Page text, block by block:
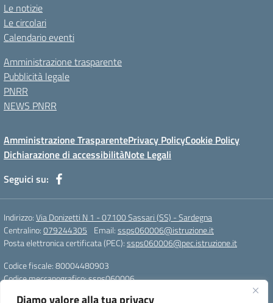
Diamo valore alla tua privacy
Le notizie
Le circolari
Calendario eventi
Amministrazione trasparente
Pubblicità legale
PNRR
NEWS PNRR
Amministrazione TrasparentePrivacy PolicyCookie Policy
Dichiarazione di accessibilitàNote Legali
Seguici su:
Indirizzo:Via Donizetti N 1 - 07100 Sassari (SS) - Sardegna
Centralino:079244305 Email:ssps060006@istruzione.it
Posta elettronica certificata (PEC):ssps060006@pec.istruzione.it
Codice fiscale: 80004480903
Codice meccanografico:ssps060006